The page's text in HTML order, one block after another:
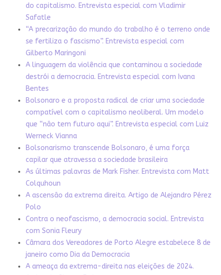
do capitalismo. Entrevista especial com Vladimir
Safatle
“A precarização do mundo do trabalho é o terreno onde
se fertiliza o fascismo”. Entrevista especial com
Gilberto Maringoni
A linguagem da violência que contaminou a sociedade
destrói a democracia. Entrevista especial com Ivana
Bentes
Bolsonaro e a proposta radical de criar uma sociedade
compatível com o capitalismo neoliberal. Um modelo
que “não tem futuro aqui”. Entrevista especial com Luiz
Werneck Vianna
Bolsonarismo transcende Bolsonaro, é uma força
capilar que atravessa a sociedade brasileira
As últimas palavras de Mark Fisher. Entrevista com Matt
Colquhoun
A ascensão da extrema direita. Artigo de Alejandro Pérez
Polo
Contra o neofascismo, a democracia social. Entrevista
com Sonia Fleury
Câmara dos Vereadores de Porto Alegre estabelece 8 de
janeiro como Dia da Democracia
A ameaça da extrema-direita nas eleições de 2024.